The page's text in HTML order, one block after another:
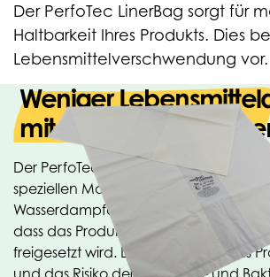
Der PerfoTec LinerBag sorgt für
Haltbarkeit Ihres Produkts. Dies
Lebensmittelverschwendung vor.
Weniger
mit dem PerfoTec
Der PerfoTec LinerBag (MAP-
speziellen Material mit hoher
Wasserdampfdurchlässigkeit
dass das Produkt nicht austrocknet
freigesetzt wird. Dadurch bleibt das
und das Risiko der Schimmel- und